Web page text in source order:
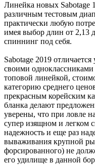
Линейка новых Sabotage
различным тестовым
практически любую
имея выбор длин от 2,13
спиннинг под себя.
Sabotage 2019
своими
топовой линейкой,
категорию среднего
прекрасным корейским
бланка делают
уверены, что при ловле
супер изящном и легком
надежность и еще раз
вываживания крупной
форсированного) не
его удилище в данной